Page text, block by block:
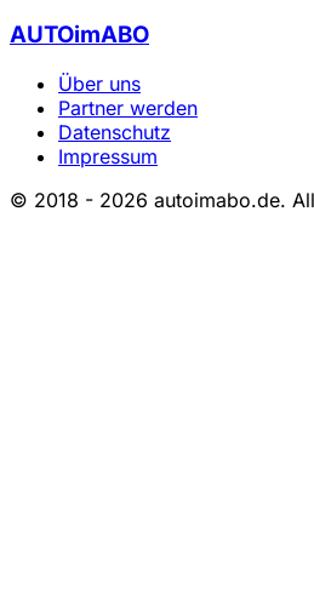
AUTOimABO
Über uns
Partner werden
Datenschutz
Impressum
© 2018 - 2026 autoimabo.de.